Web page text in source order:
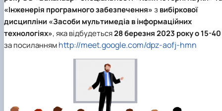
«Інженерія програмного забезпечення»з вибіркової
дисципліни «Засоби мультимедіа в інформаційних
технологіях», яка відбудеться28 березня 2023 року о 15-40
за посиланнямhttp://meet.google.com/dpz-aofj-hmn